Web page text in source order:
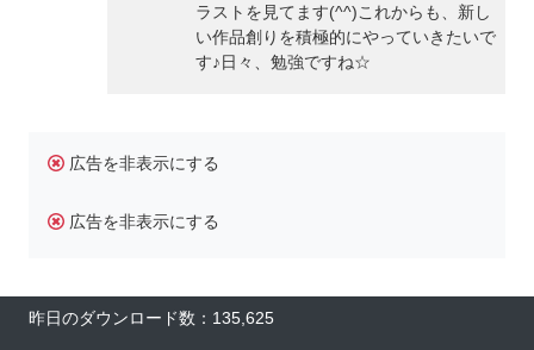
ラストを見てます(^^)これからも、新し
い作品創りを積極的にやっていきたいで
す♪日々、勉強ですね☆
広告を非表示にする
広告を非表示にする
昨日のダウンロード数：135,625